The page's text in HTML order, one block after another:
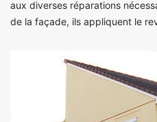
aux diverses réparations
de la façade, ils appliquent le